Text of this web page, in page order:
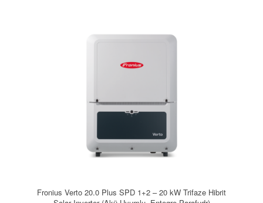
Fronius Verto 20.0 Plus SPD 1+2 – 20 kW Trifaze Hibrit